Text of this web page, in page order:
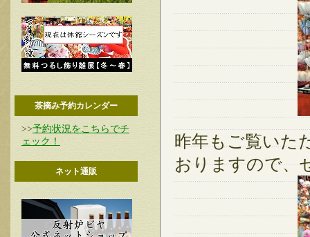
茶摘み予約カレンダー
>>予約状況をこちらでチ
ェック！
ネット通販
昨年もご覧いた
おりますので、